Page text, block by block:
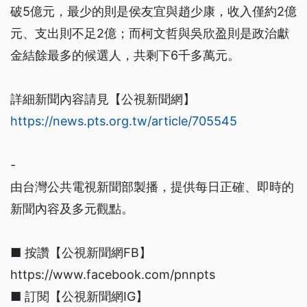
破5億元，最少的則是侯友宜與趙少康，收入僅約2億
元、支出則不足2億；而柯文哲與吳欣盈則是政治獻
金結餘最多的候選人，共剩下6千多萬元。
詳細新聞內容請見【公視新聞網】
https://news.pts.org.tw/article/705545
-
由台灣公共電視新聞部製播，提供每日正確、即時的
新聞內容及多元觀點。
■ 按讚【公視新聞網FB】
https://www.facebook.com/pnnpts
■ 訂閱【公視新聞網IG】